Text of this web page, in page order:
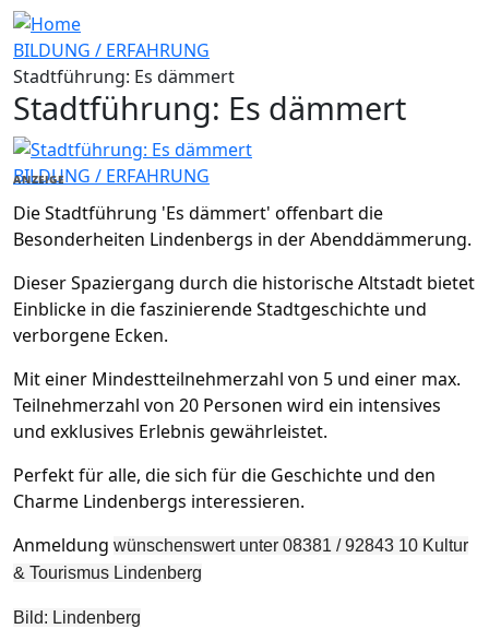
BILDUNG / ERFAHRUNG
Stadtführung: Es dämmert
Stadtführung: Es dämmert
BILDUNG / ERFAHRUNG
ANZEIGE
Die Stadtführung 'Es dämmert' offenbart die
Besonderheiten Lindenbergs in der Abenddämmerung.
Dieser Spaziergang durch die historische Altstadt bietet
Einblicke in die faszinierende Stadtgeschichte und
verborgene Ecken.
Mit einer Mindestteilnehmerzahl von 5 und einer max.
Teilnehmerzahl von 20 Personen wird ein intensives
und exklusives Erlebnis gewährleistet.
Perfekt für alle, die sich für die Geschichte und den
Charme Lindenbergs interessieren.
Anmeldung wünschenswert unter 08381 / 92843 10 Kultur
& Tourismus Lindenberg
Bild: Lindenberg